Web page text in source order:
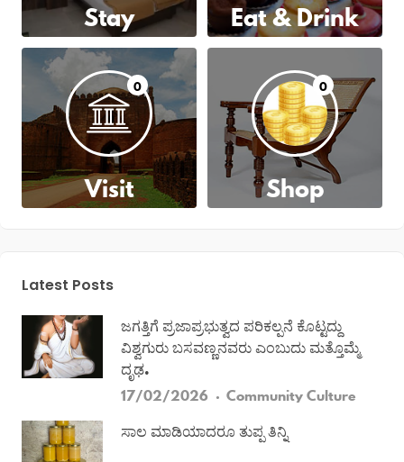
Stay Eat & Drink
0
Visit
0
Shop
Latest Posts
ಜಗತ್ತಿಗೆ ಪ್ರಜಾಪ್ರಭುತ್ವದ ಪರಿಕಲ್ಪನೆ ಕೊಟ್ಟದ್ದು
ವಿಶ್ವಗುರು ಬಸವಣ್ಣನವರು ಎಂಬುದು ಮತ್ತೊಮ್ಮೆ
ದೃಢ.
17/02/2026 CommunityCulture
ಸಾಲ ಮಾಡಿಯಾದರೂ ತುಪ್ಪ ತಿನ್ನಿ